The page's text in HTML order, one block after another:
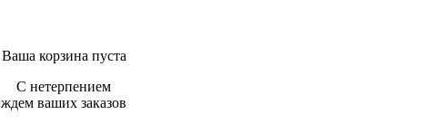
Ваша корзина пуста
С нетерпением
ждем ваших заказов